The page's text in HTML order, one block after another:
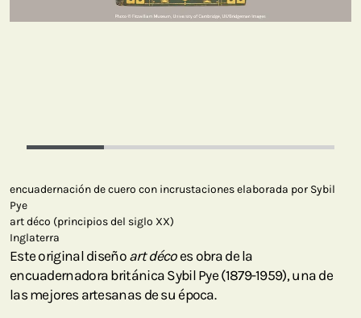
encuadernación de cuero con incrustaciones elaborada por Sybil
Pye
art déco (principios del siglo XX)
Inglaterra
Este original diseño art décoes obra de la
encuadernadora británica Sybil Pye (1879-1959), una de
las mejores artesanas de su época.